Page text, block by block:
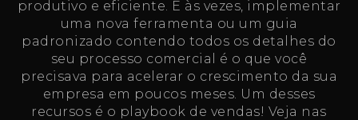
produtivo e eficiente. E às vezes, implementar
uma nova ferramenta ou um guia
padronizado contendo todos os detalhes do
seu processo comercial é o que você
precisava para acelerar o crescimento da sua
empresa em poucos meses. Um desses
recursos é o playbook de vendas! Veja nas